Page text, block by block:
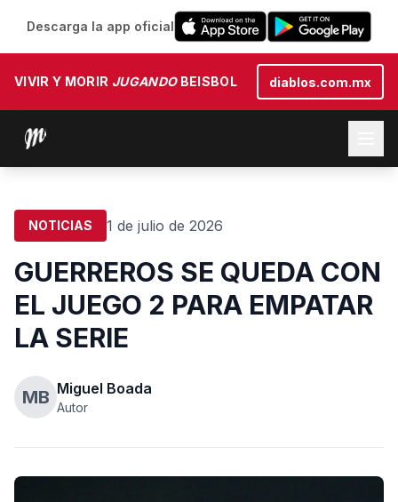
Descarga la app oficial
VIVIR Y MORIR JUGANDOBEISBOL diablos.com.mx
NOTICIAS 1 de julio de 2026
GUERREROS SE QUEDA CON
EL JUEGO 2 PARA EMPATAR
LA SERIE
MB Miguel Boada
Autor